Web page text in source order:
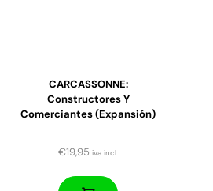
CARCASSONNE:
Constructores Y
Comerciantes (expansión)
€19,95 iva incl.